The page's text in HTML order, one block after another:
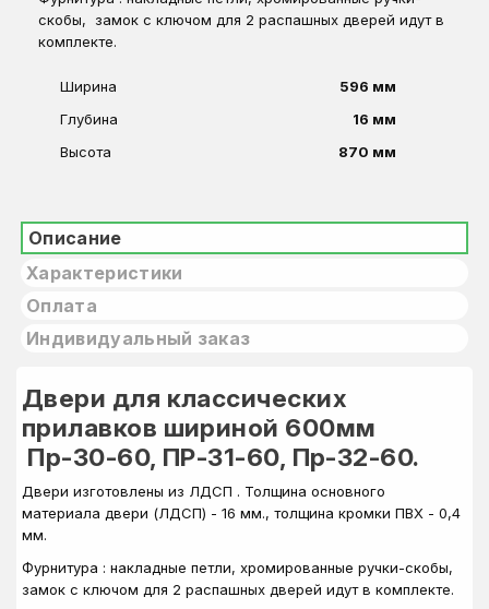
скобы, замок с ключом для 2 распашных дверей идут в
комплекте.
Ширина
596 мм
Глубина
16 мм
Высота
870 мм
Описание
Характеристики
Оплата
Индивидуальный заказ
Двери для классических
прилавков шириной 600мм
Пр-30-60, ПР-31-60, Пр-32-60.
Двери изготовлены из ЛДСП . Толщина основного
материала двери (ЛДСП) - 16 мм., толщина кромки ПВХ - 0,4
мм.
Фурнитура : накладные петли, хромированные ручки-скобы,
замок с ключом для 2 распашных дверей идут в комплекте.